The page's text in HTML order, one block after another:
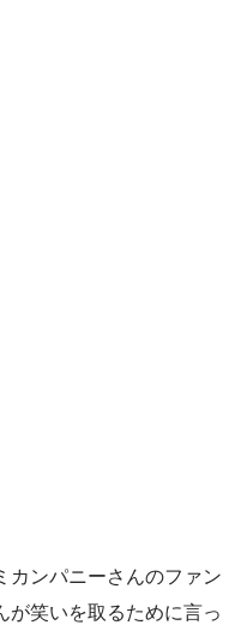
カンパニーさんのファン
が笑いを取るために言っ